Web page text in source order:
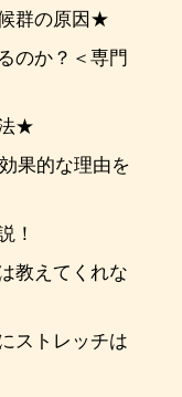
群の原因★
のか？＜専門
★
果的な理由を
！
教えてくれな
ストレッチは